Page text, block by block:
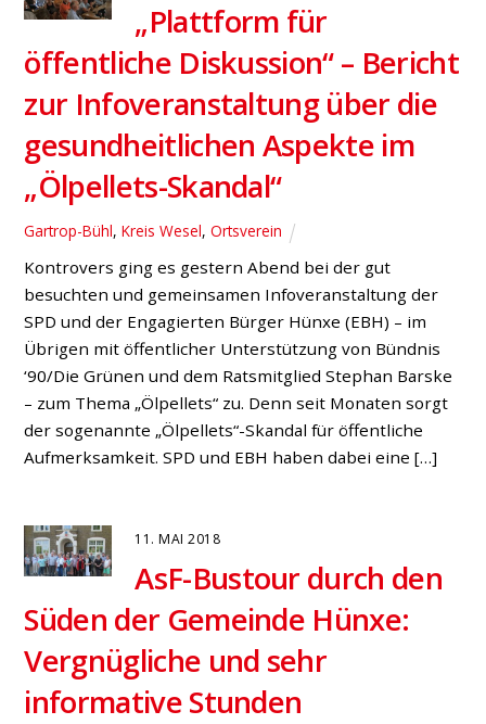
„Plattform für
öffentliche Diskussion“ – Bericht
zur Infoveranstaltung über die
gesundheitlichen Aspekte im
„Ölpellets-Skandal“
Gartrop-Bühl,Kreis Wesel,Ortsverein
Kontrovers ging es gestern Abend bei der gut
besuchten und gemeinsamen Infoveranstaltung der
SPD und der Engagierten Bürger Hünxe (EBH) – im
Übrigen mit öffentlicher Unterstützung von Bündnis
‘90/Die Grünen und dem Ratsmitglied Stephan Barske
– zum Thema „Ölpellets“ zu. Denn seit Monaten sorgt
der sogenannte „Ölpellets“-Skandal für öffentliche
Aufmerksamkeit. SPD und EBH haben dabei eine […]
11. MAI 2018
AsF-Bustour durch den
Süden der Gemeinde Hünxe:
Vergnügliche und sehr
informative Stunden